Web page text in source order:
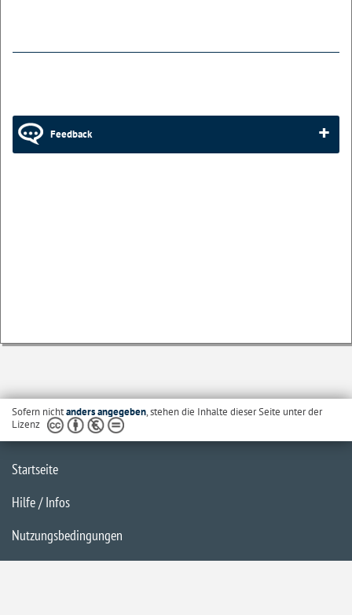
Feedback
Sofern nichtanders angegeben, stehen die Inhalte dieser Seite unter der
Lizenz
Startseite
Hilfe / Infos
Nutzungsbedingungen